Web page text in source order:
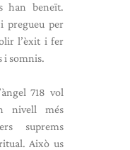
han beneït.
pregueu per
l’èxit i fer
i somnis.
718 vol
nivell més
suprems
Això us